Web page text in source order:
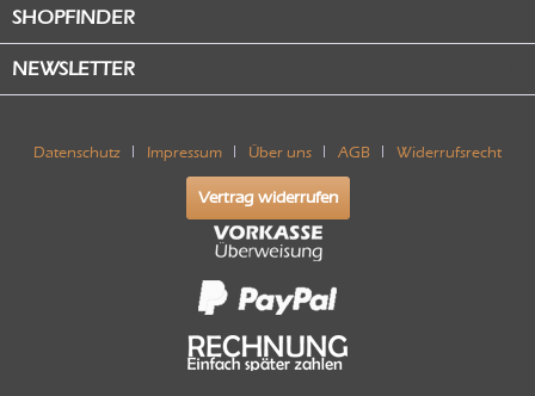
SHOPFINDER
NEWSLETTER
Datenschutz Impressum Über uns AGB Widerrufsrecht
Vertrag widerrufen